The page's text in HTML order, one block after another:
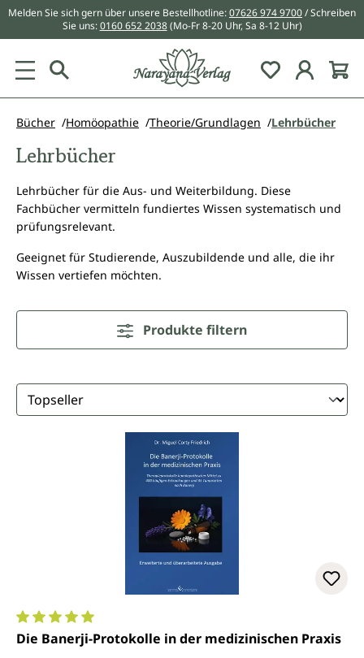
springen
Melden Sie sich gern über unsere Bestellhotline:07626 974 9700/ Schreiben
Sie uns:0160 652 2038 (Mo-Fr 8-20 Uhr, Sa 8-12 Uhr)
Du hast 0
Bücher Homöopathie Theorie/Grundlagen Lehrbücher
Lehrbücher
Lehrbücher für die Aus- und Weiterbildung. Diese
Fachbücher vermitteln fundiertes Wissen systematisch und
prüfungsrelevant.
Geeignet für Studierende, Auszubildende und alle, die ihr
Wissen vertiefen möchten.
Produkte filtern
Durchschnittliche Bewertung von 5 von 5 Sternen
Die Banerji-Protokolle in der medizinischen Praxis